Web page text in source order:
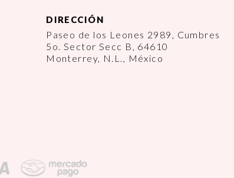
DIRECCIÓN
Paseo de los Leones 2989, Cumbres
5o. Sector Secc B, 64610
Monterrey, N.L., México